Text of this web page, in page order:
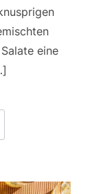
eine